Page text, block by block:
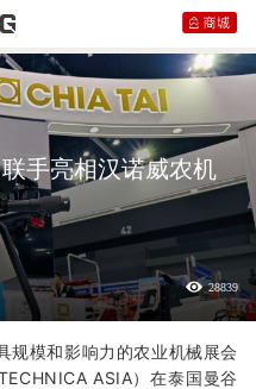
手亮相汉诺威农机
28839
模和影响力的农业机械展会
ASIA）在泰国曼谷